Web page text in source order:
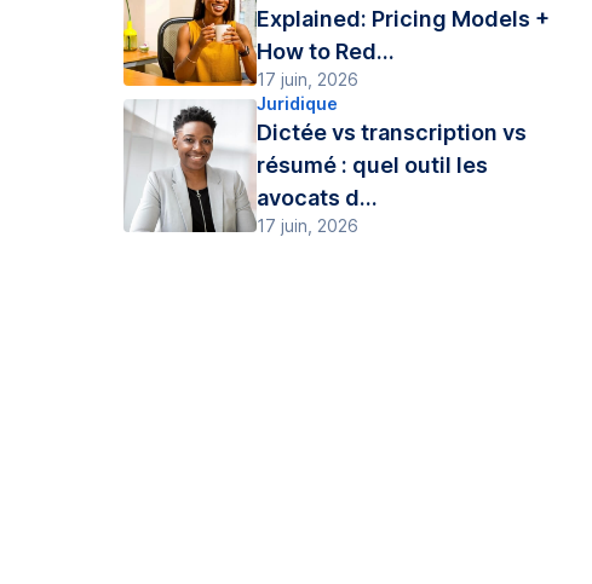
Explained: Pricing Models +
How to Red...
17 juin, 2026
Juridique
Dictée vs transcription vs
résumé : quel outil les
avocats d...
17 juin, 2026